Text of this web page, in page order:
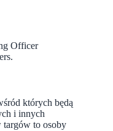
Officer
których będą
i innych
targów to osoby